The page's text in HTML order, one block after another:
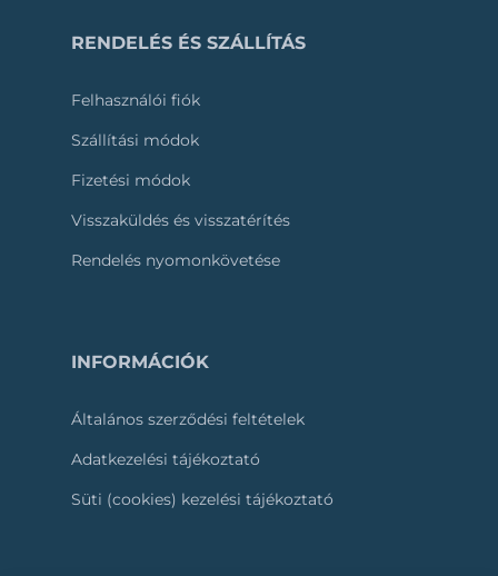
RENDELÉS ÉS SZÁLLÍTÁS
Felhasználói fiók
Szállítási módok
Fizetési módok
Visszaküldés és visszatérítés
Rendelés nyomonkövetése
INFORMÁCIÓK
Általános szerződési feltételek
Adatkezelési tájékoztató
Süti (cookies) kezelési tájékoztató